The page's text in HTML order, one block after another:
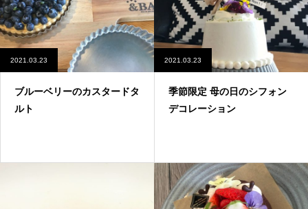
2021.03.23
ブルーベリーのカスタードタ
ルト
2021.03.23
季節限定 母の日のシフォン
デコレーション